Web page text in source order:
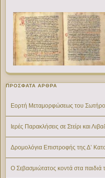
ΠΡΌΣΦΑΤΑ ΆΡΘΡΑ
Εορτή Μεταμορφώσεως του
Ιερές Παρακλήσεις σε Στείρι και
Δρομολόγια Επιστροφής της Δ’
Ο Σεβασμιώτατος κοντά στα παιδιά